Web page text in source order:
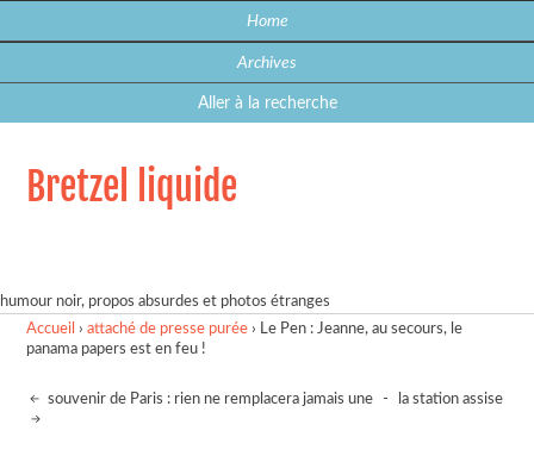
Home
Archives
Aller à la recherche
Bretzel liquide
humour noir, propos absurdes et photos étranges
Accueil ›attaché de presse purée › Le Pen : Jeanne, au secours, le
panama papers est en feu !
souvenir de Paris : rien ne remplacera jamais une - la station assise